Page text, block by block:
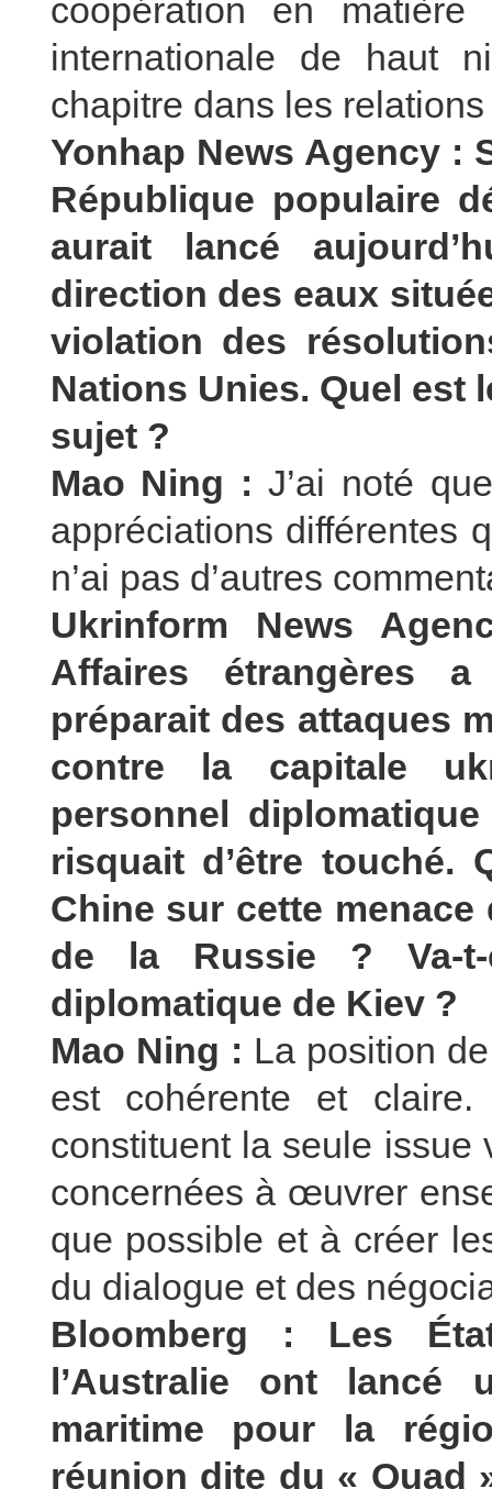
coopération en
internationale de haut
chapitre dans les
Yonhap News Agency :
République populaire
aurait lancé
direction des eaux
violation des
Nations Unies. Quel est
sujet ?
Mao Ning :J’ai noté
appréciations différentes
n’ai pas d’autres
Ukrinform News
Affaires étrangères
préparait des attaques
contre la capitale
personnel
risquait d’être touché.
Chine sur cette menace
de la Russie ? Va-t-
diplomatique de Kiev ?
Mao Ning : La position
est cohérente et
constituent la seule issue
concernées à œuvrer
que possible et à créer
du dialogue et des
Bloomberg : Les
l’Australie ont lancé
maritime pour la
réunion dite du « Quad